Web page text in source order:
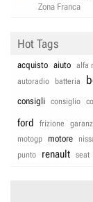
Zona Franca
Hot Tags
acquisto aiuto alfa
autoradio
batteria
consigli consiglio
ford frizione
motogp
motore
punto
renault seat